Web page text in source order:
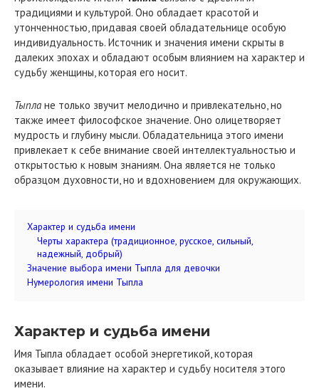
традициями и культурой. Оно обладает красотой и
утонченностью, придавая своей обладательнице особую
индивидуальность. Источник и значения имени скрыты в
далеких эпохах и обладают особым влиянием на характер и
судьбу женщины, которая его носит.
Тыпла не только звучит мелодично и привлекательно, но
также имеет философское значение. Оно олицетворяет
мудрость и глубину мысли. Обладательница этого имени
привлекает к себе внимание своей интеллектуальностью и
открытостью к новым знаниям. Она является не только
образцом духовности, но и вдохновением для окружающих.
Характер и судьба имени
Черты характера (традиционное, русское, сильный,
надежный, добрый)
Значение выбора имени Тыпла для девочки
Нумерология имени Тыпла
Характер и судьба имени
Имя Тыпла обладает особой энергетикой, которая
оказывает влияние на характер и судьбу носителя этого
имени.